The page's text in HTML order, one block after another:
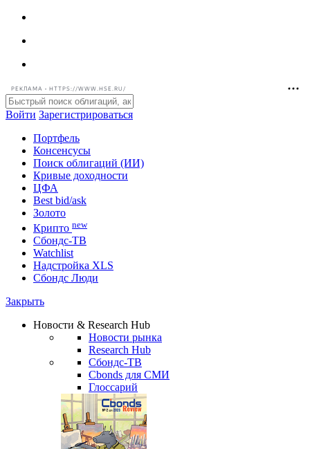
РЕКЛАМА • HTTPS://WWW.HSE.RU/
Войти Зарегистрироваться
Портфель
Консенсусы
Поиск облигаций (ИИ)
Кривые доходности
ЦФА
Best bid/ask
Золото
Крипто new
Сбондс-ТВ
Watchlist
Надстройка XLS
Сбондс Люди
Закрыть
Новости & Research Hub
Новости рынка
Research Hub
Сбондс-ТВ
Cbonds для СМИ
Глоссарий